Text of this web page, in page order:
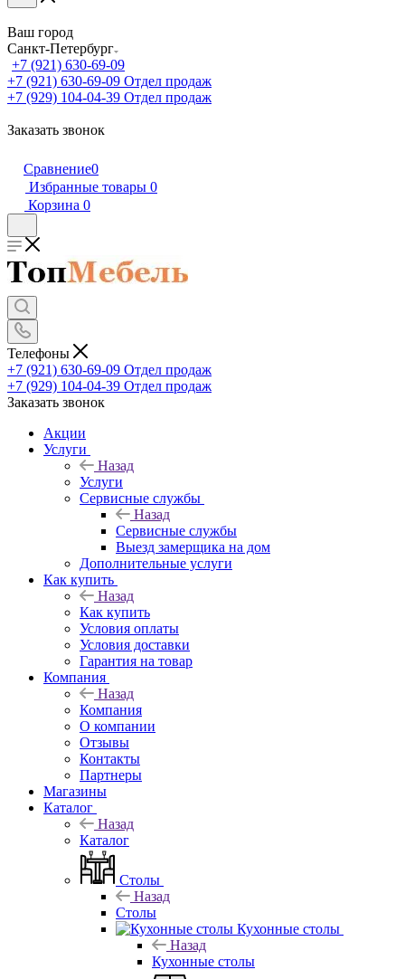
Ваш город
Санкт-Петербург
+7 (921) 630-69-09
+7 (921) 630-69-09 Отдел продаж
+7 (929) 104-04-39 Отдел продаж
Заказать звонок
Сравнение0
Избранные товары 0
Корзина 0
Телефоны
+7 (921) 630-69-09 Отдел продаж
+7 (929) 104-04-39 Отдел продаж
Заказать звонок
Акции
Услуги
Назад
Услуги
Сервисные службы
Назад
Сервисные службы
Выезд замерщика на дом
Дополнительные услуги
Как купить
Назад
Как купить
Условия оплаты
Условия доставки
Гарантия на товар
Компания
Назад
Компания
О компании
Отзывы
Контакты
Партнеры
Магазины
Каталог
Назад
Каталог
Столы
Назад
Столы
Кухонные столы
Назад
Кухонные столы